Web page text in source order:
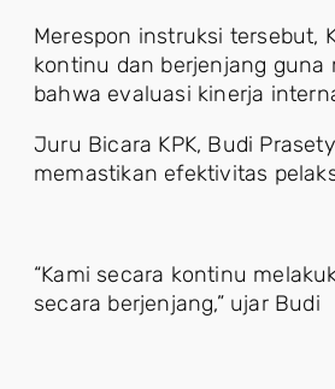
Merespon instruksi tersebut,
kontinu dan berjenjang guna
bahwa evaluasi kinerja
Juru Bicara KPK, Budi
memastikan efektivitas
“Kami secara kontinu
secara berjenjang,” ujar Budi